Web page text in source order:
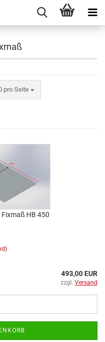
pro Seite
Seite
HB 450
493,00 EUR
zzgl. Versand